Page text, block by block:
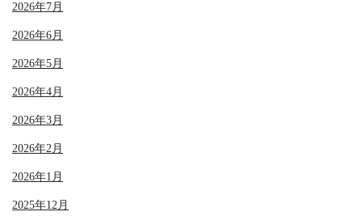
2026年7月
2026年6月
2026年5月
2026年4月
2026年3月
2026年2月
2026年1月
2025年12月